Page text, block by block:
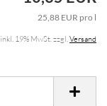
25,88 EUR pro l
inkl. 19% MwSt. zzgl.Versand